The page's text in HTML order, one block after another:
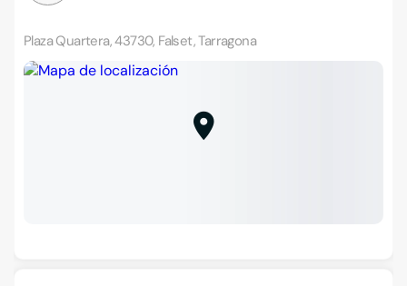
Plaza Quartera, 43730, Falset, Tarragona